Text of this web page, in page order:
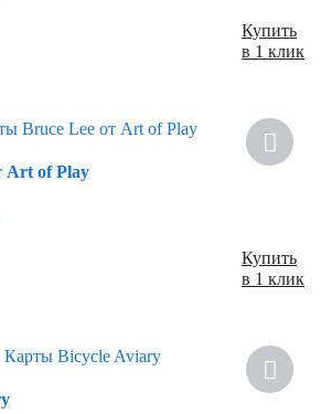
Купить
в 1 клик
Art of Play
Купить
в 1 клик